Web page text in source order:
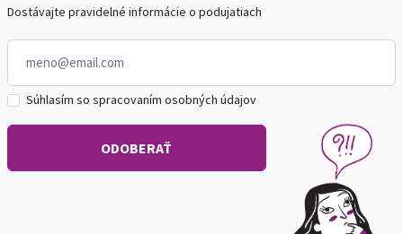
Dostávajte pravidelné informácie o podujatiach
Súhlasím so spracovaním osobných údajov